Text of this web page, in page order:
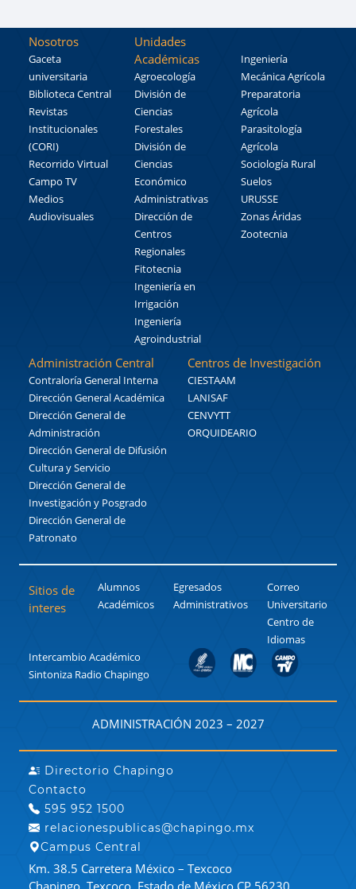
Nosotros
Gaceta
universitaria
Biblioteca Central
Revistas
Institucionales
(CORI)
Recorrido Virtual
Campo TV
Medios
Audiovisuales
Unidades
Académicas
Agroecología
División de
Ciencias
Forestales
División de
Ciencias
Económico
Administrativas
Dirección de
Centros
Regionales
Fitotecnia
Ingeniería en
Irrigación
Ingeniería
Agroindustrial
Ingeniería
Mecánica Agrícola
Preparatoria
Agrícola
Parasitología
Agrícola
Sociología Rural
Suelos
URUSSE
Zonas Áridas
Zootecnia
Administración Central
Contraloría General Interna
Dirección General Académica
Dirección General de
Administración
Dirección General de Difusión
Cultura y Servicio
Dirección General de
Investigación y Posgrado
Dirección General de
Patronato
Centros de Investigación
CIESTAAM
LANISAF
CENVYTT
ORQUIDEARIO
Sitios de
interes
Alumnos
Académicos
Egresados
Administrativos
Correo
Universitario
Centro de
Idiomas
Intercambio Académico
Sintoniza Radio Chapingo
ADMINISTRACIÓN 2023 – 2027
Directorio Chapingo
Contacto
595 952 1500
relacionespublicas@chapingo.mx
Campus Central
Km. 38.5 Carretera México – Texcoco